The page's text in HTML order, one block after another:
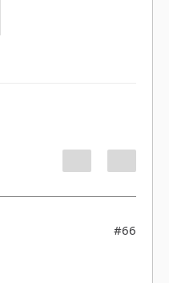
#66